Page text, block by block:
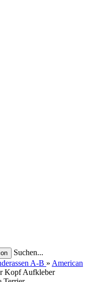
Suchen...
A-B » American
Kopf Aufkleber